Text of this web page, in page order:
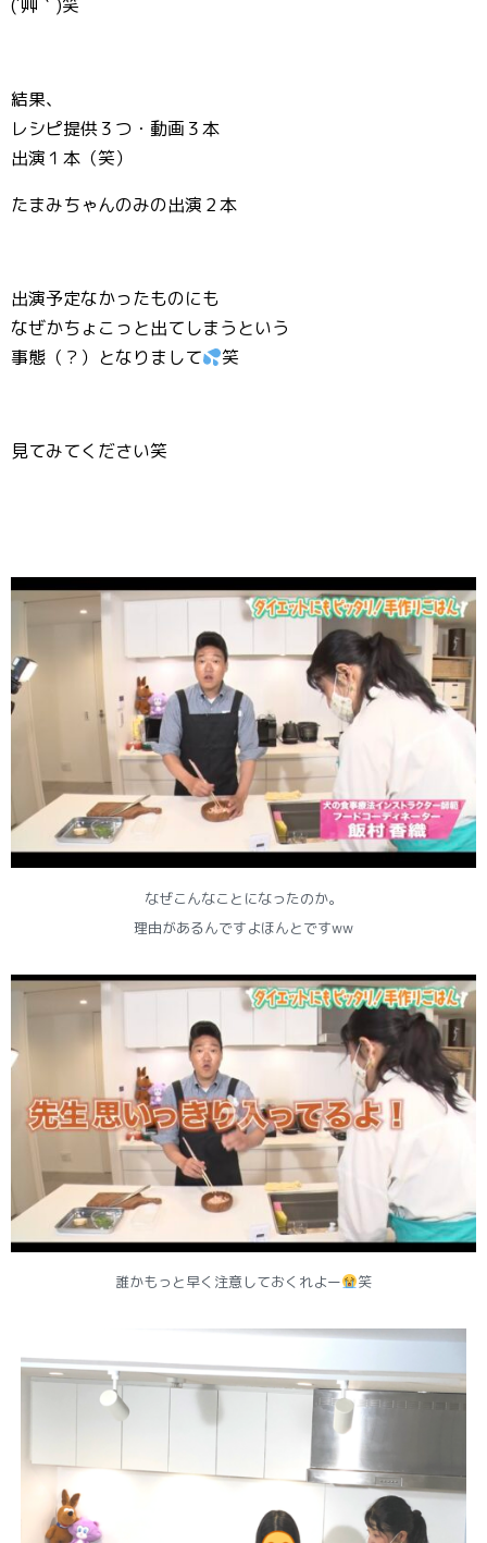
(´艸｀)笑
結果、
レシピ提供３つ・動画３本
出演１本（笑）
たまみちゃんのみの出演２本
出演予定なかったものにも
なぜかちょこっと出てしまうという
事態（？）となりまして
笑
見てみてください笑
なぜこんなことになったのか。
理由があるんですよほんとですww
誰かもっと早く注意しておくれよー 笑